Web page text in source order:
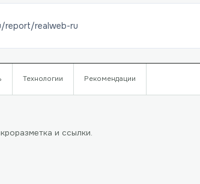
report/realweb-ru
Технологии Рекомендации
и ссылки.